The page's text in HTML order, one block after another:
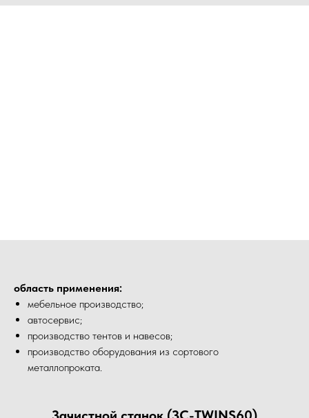
область применения:
мебельное производство;
автосервис;
производство тентов и навесов;
производство оборудования из сортового
металлопроката.